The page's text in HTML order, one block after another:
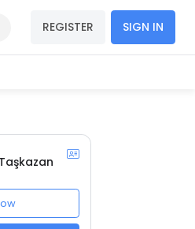
REGISTER SIGN IN